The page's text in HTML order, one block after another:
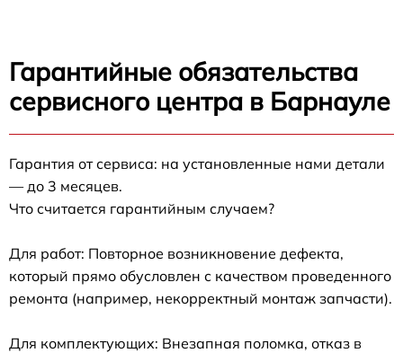
Гарантийные обязательства
сервисного центра в Барнауле
Гарантия от сервиса: на установленные нами детали
— до 3 месяцев.
Что считается гарантийным случаем?
Для работ: Повторное возникновение дефекта,
который прямо обусловлен с качеством проведенного
ремонта (например, некорректный монтаж запчасти).
Для комплектующих: Внезапная поломка, отказ в